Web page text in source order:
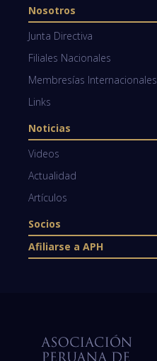
Nosotros
Junta Directiva
Filiales Nacionales
Membresías Internacionales
Links
Noticias
Videos
Actualidad
Artículos
Socios
Afiliarse a APH